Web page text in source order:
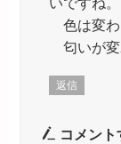
色は変わ
匂いが変
返信
コメント